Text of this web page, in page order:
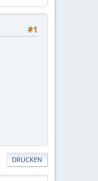
#1
DRUCKEN